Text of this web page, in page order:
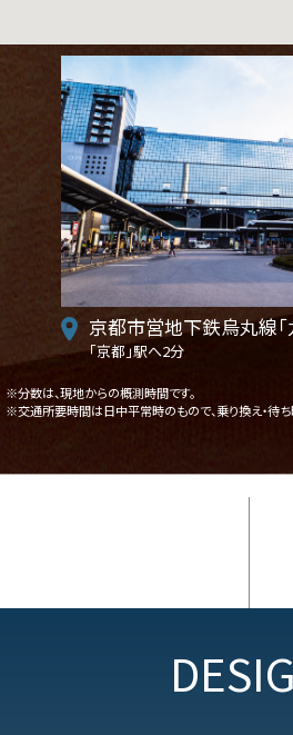
京都市営地下鉄烏丸線「
「京都」駅へ2分
※分数は、現地からの概測時間です。
※交通所要時間は日中平常時のもので、乗り換え・待